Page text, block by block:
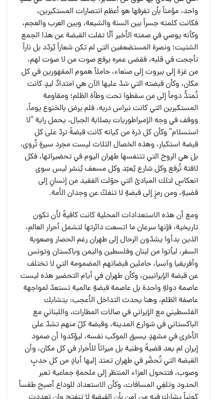
واحد، مؤمناً بأن تفرقها هو أعظم انتصارات المستكبرين،
فكانت كلمته جسراً بين السنة والشيعة، وبين العرب والعجم،
وكأنه يوصي في صمته الأخير ألّا تفلت القبضة عن هذا الجمع
الشتيت؛ ونصرة المستضعفين التي لم تكن شعاراً يُردّد بل ناراً
تأججت في قلبه، فقضى عمره يرفع صوت من لا صوت لهم،
من غزة إلى بيروت إلى صنعاء، حاملاً هموم المقهورين في كل
مكان، وكأن قبضته التي شدّ عليها الآن هي امتدادٌ ليدٍ كانت
تُمتدُّ دوماً إلى من سقطوا تحت وطأة الظلم؛ ومقاومة
المستكبرين التي كانت نبراس دربه، فلم يرضَ بالخنوع يوماً،
ووقف في وجه الإمبراطوريات بصلابة الجبال، يحمل راية “لا
استسلام” وكأن كل ذرة من كيانه كانت قبضةً تردّ على كل
قبضة استكبار، وهذه الخصال الثلاث ليست مجرد سيرةٍ تُروى،
بل هي الروح التي تتنفسها طهران اليوم في تحضيراتها، فكل
لافتة تُرفع وكل شارع يُعبّد وكل مسعف يُنشر ليس سوى
انعكاسٍ لتلك المبادئ التي حوّلت الفقيد من إنسانٍ إلى
قضيةٍ، ومن رمزٍ إلى قبضةٍ لا تنفكّ عن وجدان الأمة.
ومع أن هذه الاستعدادات المحلية كانت كافيةً لأن تكون
تاريخية، فإنها سرعان ما اتسعت دائرتها لتشمل أحرار العالم،
الذين بدأوا يشدّون الرحال إلى طهران رغم الحصار وصعوبة
السفر، ليأتوا من لبنان وفلسطين واليمن وباكستان وتونس
وأفريقيا وآسيا، حاملين قبضاتهم المضمومة التي لا تختلف
عن قبضة الإيرانيين، وكأن طهران في أيام التحضير هذه ليست
عاصمة دولةٍ واحدة بل عاصمة قبضةٍ عالمية تستعدّ لمواجهة
عاصفة الظلم، وهنا يحدث التداخل الأعجب: يتشابك
الفلسطيني مع الإيراني في صالات المطارات، واللبناني مع
الباكستاني في شوارع المدينة، وقبضة كلّ منهم تشدّ على
الأخرى في مشهدٍ يسبق الموكب نفسه، ليؤكدوا أن صمود
إيران لم يعد قضيةً وطنية بل ميراثاً للأحرار في كل مكان، وأن
القبضة التي تُحضَّر في طهران تمتد إليها أيادٍ من كل حدبٍ
وصوب، فتتحول العزاء المنتظر إلى ملحمةٍ جماعية تعبر
الحدود وتلغِي المسافات، وكأن الاستعداد للوداع أصبح طقساً